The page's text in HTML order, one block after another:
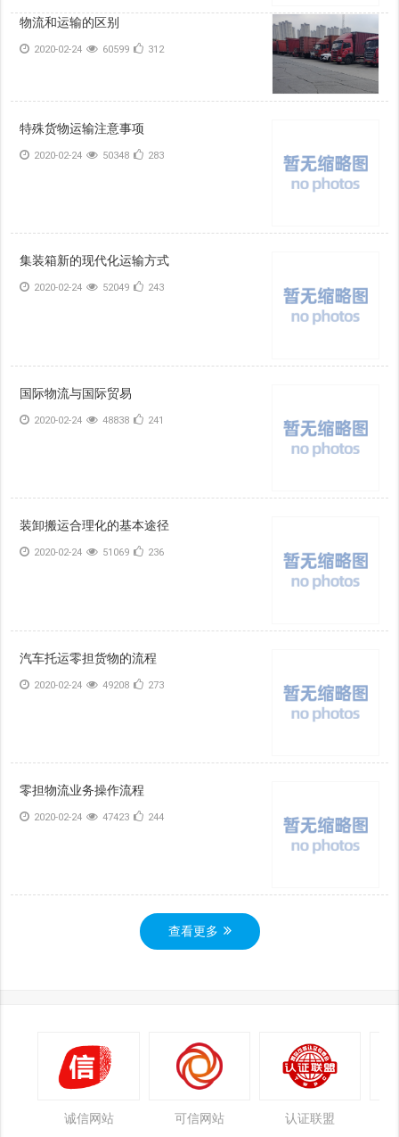
物流和运输的区别
2020-02-24 60599 312
特殊货物运输注意事项
2020-02-24 50348 283
集装箱新的现代化运输方式
2020-02-24 52049 243
国际物流与国际贸易
2020-02-24 48838 241
装卸搬运合理化的基本途径
2020-02-24 51069 236
汽车托运零担货物的流程
2020-02-24 49208 273
零担物流业务操作流程
2020-02-24 47423 244
查看更多
诚信网站 可信网站 认证联盟